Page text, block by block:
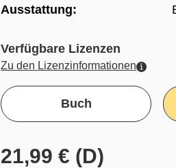
Ausstattung:
Verfügbare Lizenzen
Zu den Lizenzinformationen
Buch
21,99 € (D)